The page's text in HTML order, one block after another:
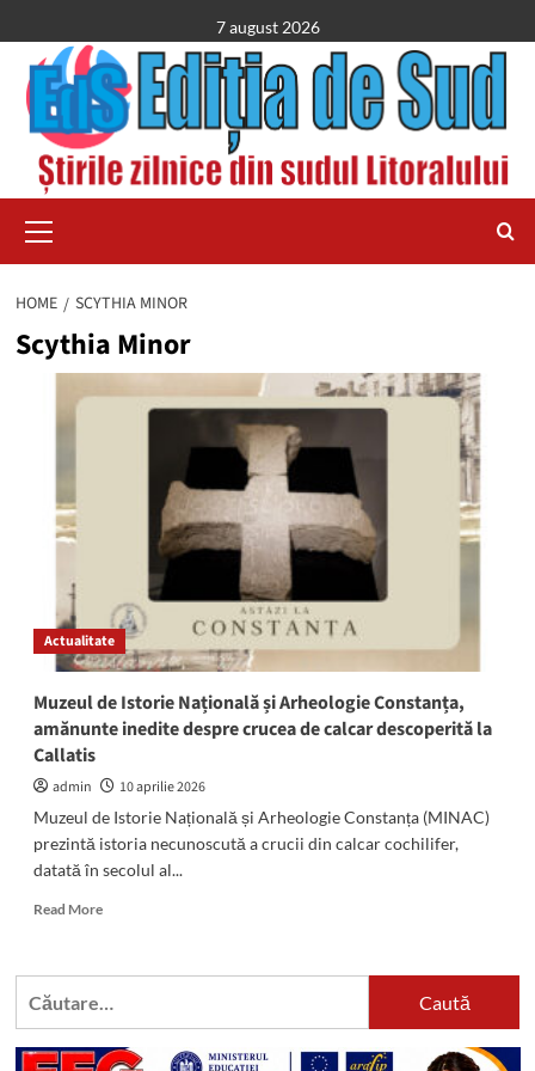
to
content
7 august 2026
Menu
HOME SCYTHIA MINOR
Scythia Minor
Actualitate
Muzeul de Istorie Națională și Arheologie Constanța,
amănunte inedite despre crucea de calcar descoperită la
Callatis
admin
10 aprilie 2026
Muzeul de Istorie Națională și Arheologie Constanța (MINAC)
prezintă istoria necunoscută a crucii din calcar cochilifer,
datată în secolul al...
Read MoreRead
Muzeul
și
Caută